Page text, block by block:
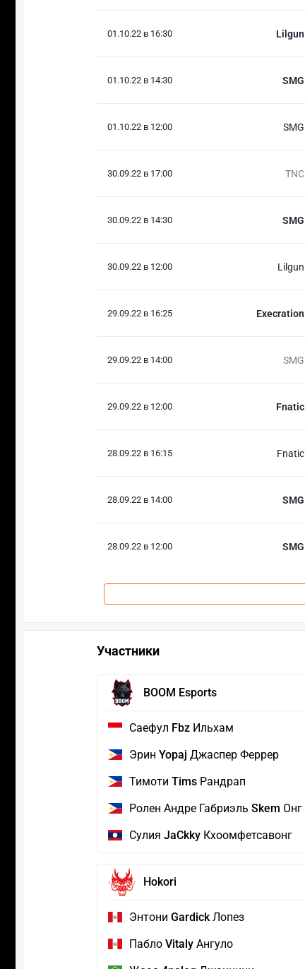
01.10.22 в 16:30 Lilgun
01.10.22 в 14:30 SMG
01.10.22 в 12:00 SMG
30.09.22 в 17:00 TNC
30.09.22 в 14:30 SMG
30.09.22 в 12:00 Lilgun
29.09.22 в 16:25 Execration
29.09.22 в 14:00 SMG
29.09.22 в 12:00 Fnatic
28.09.22 в 16:15 Fnatic
28.09.22 в 14:00 SMG
28.09.22 в 12:00 SMG
Участники
BOOM Esports
Саефул Fbz Ильхам
Эрин Yopaj Джаспер Феррер
Тимоти Tims Рандрап
Ролен Андре Габриэль Skem Онг
Сулия JaCkky Кхоомфетсавонг
Hokori
Энтони GardickЛопез
Пабло Vitaly Ангуло